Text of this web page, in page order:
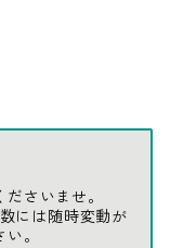
さいませ。
には随時変動が
。